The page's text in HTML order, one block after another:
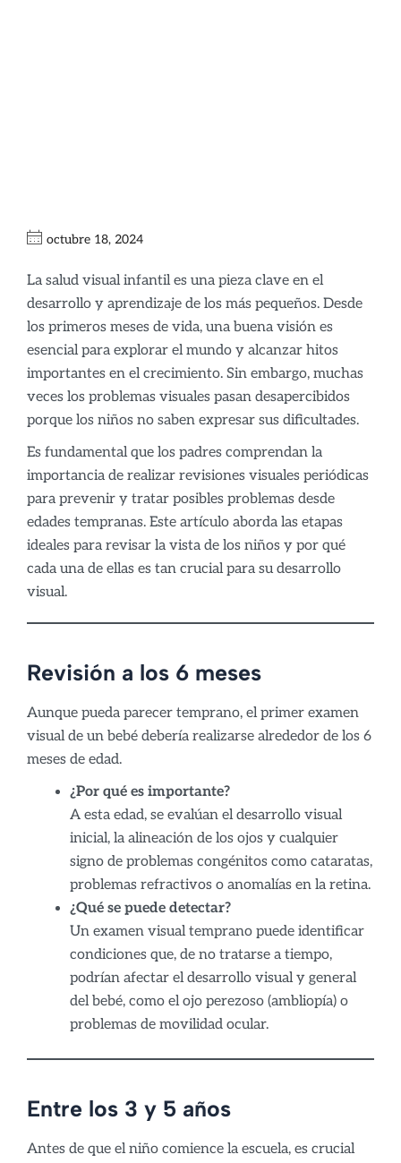
octubre 18, 2024
La salud visual infantil es una pieza clave en el
desarrollo y aprendizaje de los más pequeños. Desde
los primeros meses de vida, una buena visión es
esencial para explorar el mundo y alcanzar hitos
importantes en el crecimiento. Sin embargo, muchas
veces los problemas visuales pasan desapercibidos
porque los niños no saben expresar sus dificultades.
Es fundamental que los padres comprendan la
importancia de realizar revisiones visuales periódicas
para prevenir y tratar posibles problemas desde
edades tempranas. Este artículo aborda las etapas
ideales para revisar la vista de los niños y por qué
cada una de ellas es tan crucial para su desarrollo
visual.
Revisión a los 6 meses
Aunque pueda parecer temprano, el primer examen
visual de un bebé debería realizarse alrededor de los 6
meses de edad.
¿Por qué es importante?
A esta edad, se evalúan el desarrollo visual
inicial, la alineación de los ojos y cualquier
signo de problemas congénitos como cataratas,
problemas refractivos o anomalías en la retina.
¿Qué se puede detectar?
Un examen visual temprano puede identificar
condiciones que, de no tratarse a tiempo,
podrían afectar el desarrollo visual y general
del bebé, como el ojo perezoso (ambliopía) o
problemas de movilidad ocular.
Entre los 3 y 5 años
Antes de que el niño comience la escuela, es crucial